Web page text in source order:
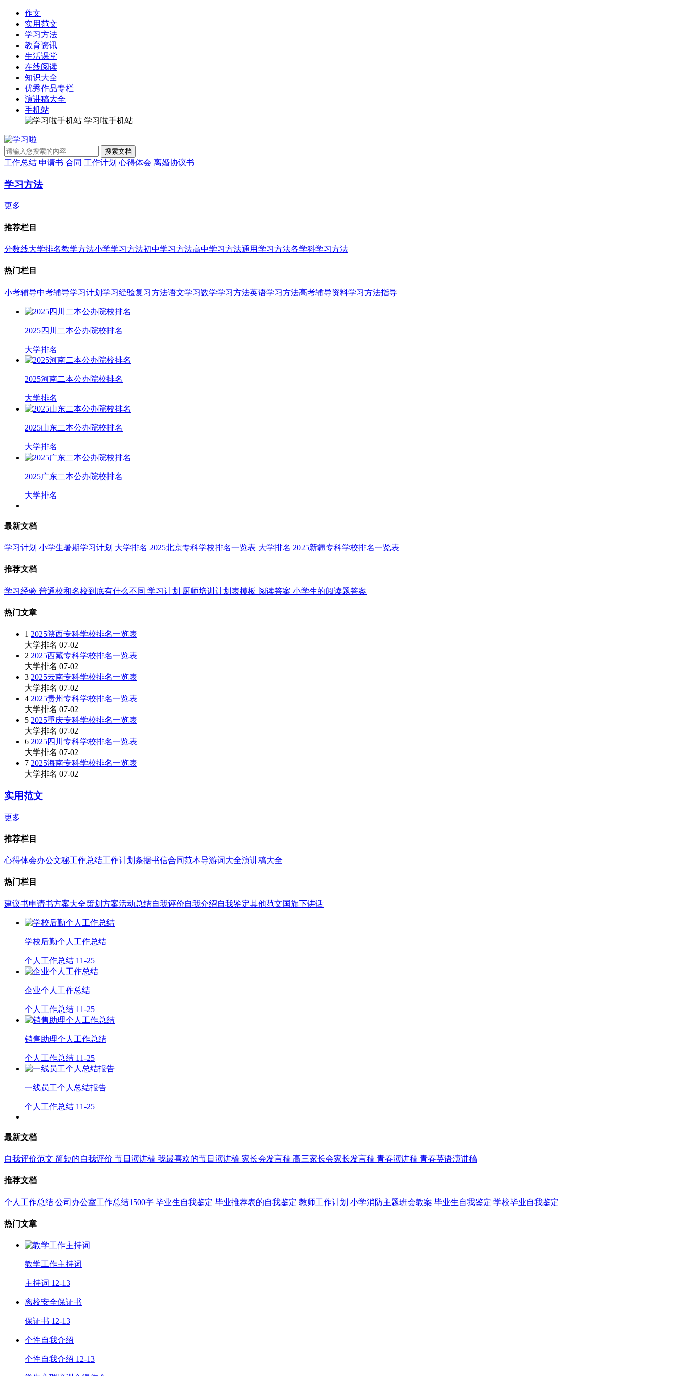
作文
实用范文
学习方法
教育资讯
生活课堂
在线阅读
知识大全
优秀作品专栏
演讲稿大全
手机站
学习啦手机站
工作总结 申请书 合同 工作计划 心得体会 离婚协议书
学习方法
更多
推荐栏目
分数线大学排名教学方法小学学习方法初中学习方法高中学习方法通用学习方法各学科学习方法
热门栏目
小考辅导中考辅导学习计划 学习经验复习方法语文学习数学学习方法英语学习方法高考辅导资料学习方法指导
2025四川二本公办院校排名
大学排名
2025河南二本公办院校排名
大学排名
2025山东二本公办院校排名
大学排名
2025广东二本公办院校排名
大学排名
最新文档
学习计划 小学生暑期学习计划 大学排名 2025北京专科学校排名一览表 大学排名 2025新疆专科学校排名一览表
推荐文档
学习经验 普通校和名校到底有什么不同 学习计划 厨师培训计划表模板 阅读答案 小学生的阅读题答案
热门文章
1 2025陕西专科学校排名一览表
大学排名 07-02
2 2025西藏专科学校排名一览表
大学排名 07-02
3 2025云南专科学校排名一览表
大学排名 07-02
4 2025贵州专科学校排名一览表
大学排名 07-02
5 2025重庆专科学校排名一览表
大学排名 07-02
6 2025四川专科学校排名一览表
大学排名 07-02
7 2025海南专科学校排名一览表
大学排名 07-02
实用范文
更多
推荐栏目
心得体会办公文秘工作总结工作计划 条据书信合同范本导游词大全演讲稿大全
热门栏目
建议书申请书方案大全策划方案活动总结自我评价自我介绍自我鉴定其他范文国旗下讲话
学校后勤个人工作总结
个人工作总结 11-25
企业个人工作总结
个人工作总结 11-25
销售助理个人工作总结
个人工作总结 11-25
一线员工个人总结报告
个人工作总结 11-25
最新文档
自我评价范文 简短的自我评价 节日演讲稿 我最喜欢的节日演讲稿 家长会发言稿 高三家长会家长发言稿 青春演讲稿 青春英语演讲稿
推荐文档
个人工作总结 公司办公室工作总结1500字 毕业生自我鉴定 毕业推荐表的自我鉴定 教师工作计划 小学消防主题班会教案 毕业生自我鉴定 学校毕业自我鉴定
热门文章
教学工作主持词
主持词 12-13
离校安全保证书
保证书 12-13
个性自我介绍
个性自我介绍 12-13